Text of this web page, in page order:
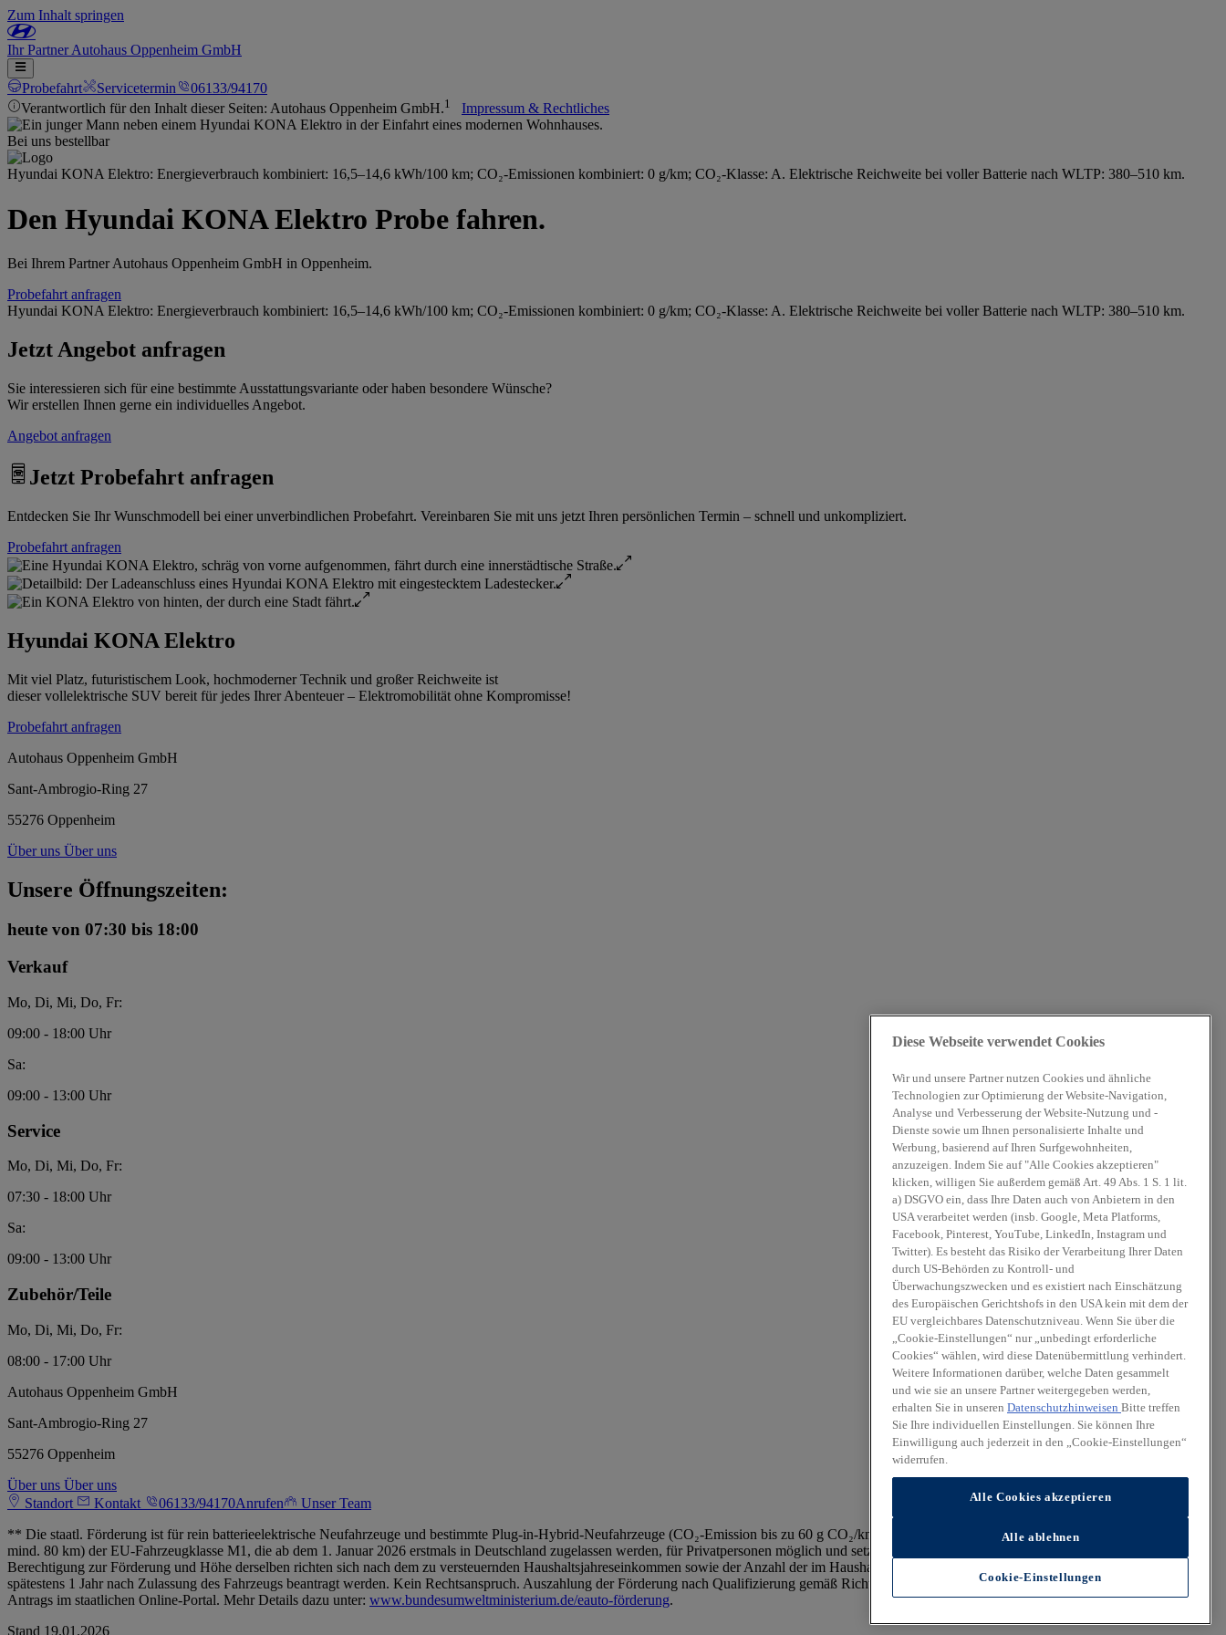
Zum Inhalt springen
IhrPartnerAutohaus Oppenheim GmbH
Probefahrt Servicetermin
06133/94170
Verantwortlich für den Inhalt dieser Seiten: Autohaus Oppenheim GmbH.1 Impressum & Rechtliches
Bei uns bestellbar
Hyundai KONA Elektro: Energieverbrauch kombiniert: 16,5–14,6 kWh/100 km; CO₂-Emissionen kombiniert: 0 g/km; CO₂-Klasse: A. Elektrische Reichweite bei voller Batterie nach WLTP: 380–510 km.
Den Hyundai KONA Elektro Probe fahren.
Bei Ihrem Partner Autohaus Oppenheim GmbH in Oppenheim.
Probefahrt anfragen
Hyundai KONA Elektro: Energieverbrauch kombiniert: 16,5–14,6 kWh/100 km; CO₂-Emissionen kombiniert: 0 g/km; CO₂-Klasse: A. Elektrische Reichweite bei voller Batterie nach WLTP: 380–510 km.
Jetzt Angebot anfragen
Sie interessieren sich für eine bestimmte Ausstattungsvariante oder haben besondere Wünsche?
Wir erstellen Ihnen gerne ein individuelles Angebot.
Angebot anfragen
Jetzt Probefahrt anfragen
Entdecken Sie Ihr Wunschmodell bei einer unverbindlichen Probefahrt. Vereinbaren Sie mit uns jetzt Ihren persönlichen Termin – schnell und unkompliziert.
Probefahrt anfragen
Hyundai KONA Elektro
Mit viel Platz, futuristischem Look, hochmoderner Technik und großer Reichweite ist
dieser vollelektrische SUV bereit für jedes Ihrer Abenteuer – Elektromobilität ohne Kompromisse!
Probefahrt anfragen
Autohaus Oppenheim GmbH
Sant-Ambrogio-Ring 27
55276 Oppenheim
Über uns Über uns
Unsere Öffnungszeiten:
heute von 07:30 bis 18:00
Verkauf
Mo, Di, Mi, Do, Fr:
09:00 - 18:00 Uhr
Sa:
09:00 - 13:00 Uhr
Service
Mo, Di, Mi, Do, Fr:
07:30 - 18:00 Uhr
Sa:
09:00 - 13:00 Uhr
Zubehör/Teile
Mo, Di, Mi, Do, Fr:
08:00 - 17:00 Uhr
Autohaus Oppenheim GmbH
Sant-Ambrogio-Ring 27
55276 Oppenheim
Über uns Über uns
Standort
Kontakt 06133/94170Anrufen
Unser Team
** Die staatl. Förderung ist für rein batterieelektrische Neufahrzeuge und bestimmte Plug-in-Hybrid-Neufahrzeuge (CO₂-Emission bis zu 60 g CO₂/km (Typgenehmigungswert) oder elektrische Reichweite
mind. 80 km) der EU-Fahrzeugklasse M1, die ab dem 1. Januar 2026 erstmals in Deutschland zugelassen werden, für Privatpersonen möglich und setzt eine Mindesthaltedauer von 36 Monaten voraus.
Berechtigung zur Förderung und Höhe derselben richten sich nach dem zu versteuernden Haushaltsjahreseinkommen sowie der Anzahl der im Haushalt lebenden Kinder unter 18 Jahren. Die Förderung muss
spätestens 1 Jahr nach Zulassung des Fahrzeugs beantragt werden. Kein Rechtsanspruch. Auszahlung der Förderung nach Qualifizierung gemäß Richtlinien und positivem Bescheid eines von Ihnen gestellten
Antrags im staatlichen Online-Portal. Mehr Details dazu unter: www.bundesumweltministerium.de/eauto-förderung.
Stand 19.01.2026
Diese Webseite verwendet Cookies
Wir und unsere Partner nutzen Cookies und ähnliche
Technologien zur Optimierung der Website-Navigation,
Analyse und Verbesserung der Website-Nutzung und -
Dienste sowie um Ihnen personalisierte Inhalte und
Werbung, basierend auf Ihren Surfgewohnheiten,
anzuzeigen. Indem Sie auf "Alle Cookies akzeptieren"
klicken, willigen Sie außerdem gemäß Art. 49 Abs. 1 S. 1 lit.
a) DSGVO ein, dass Ihre Daten auch von Anbietern in den
USA verarbeitet werden (insb. Google, Meta Platforms,
Facebook, Pinterest, YouTube, LinkedIn, Instagram und
Twitter). Es besteht das Risiko der Verarbeitung Ihrer Daten
durch US-Behörden zu Kontroll- und
Überwachungszwecken und es existiert nach Einschätzung
des Europäischen Gerichtshofs in den USA kein mit dem der
EU vergleichbares Datenschutzniveau. Wenn Sie über die
„Cookie-Einstellungen“ nur „unbedingt erforderliche
Cookies“ wählen, wird diese Datenübermittlung verhindert.
Weitere Informationen darüber, welche Daten gesammelt
und wie sie an unsere Partner weitergegeben werden,
erhalten Sie in unseren Datenschutzhinweisen Bitte treffen
Sie Ihre individuellen Einstellungen. Sie können Ihre
Einwilligung auch jederzeit in den „Cookie-Einstellungen“
widerrufen.
Alle Cookies akzeptieren
Alle ablehnen
Cookie-Einstellungen